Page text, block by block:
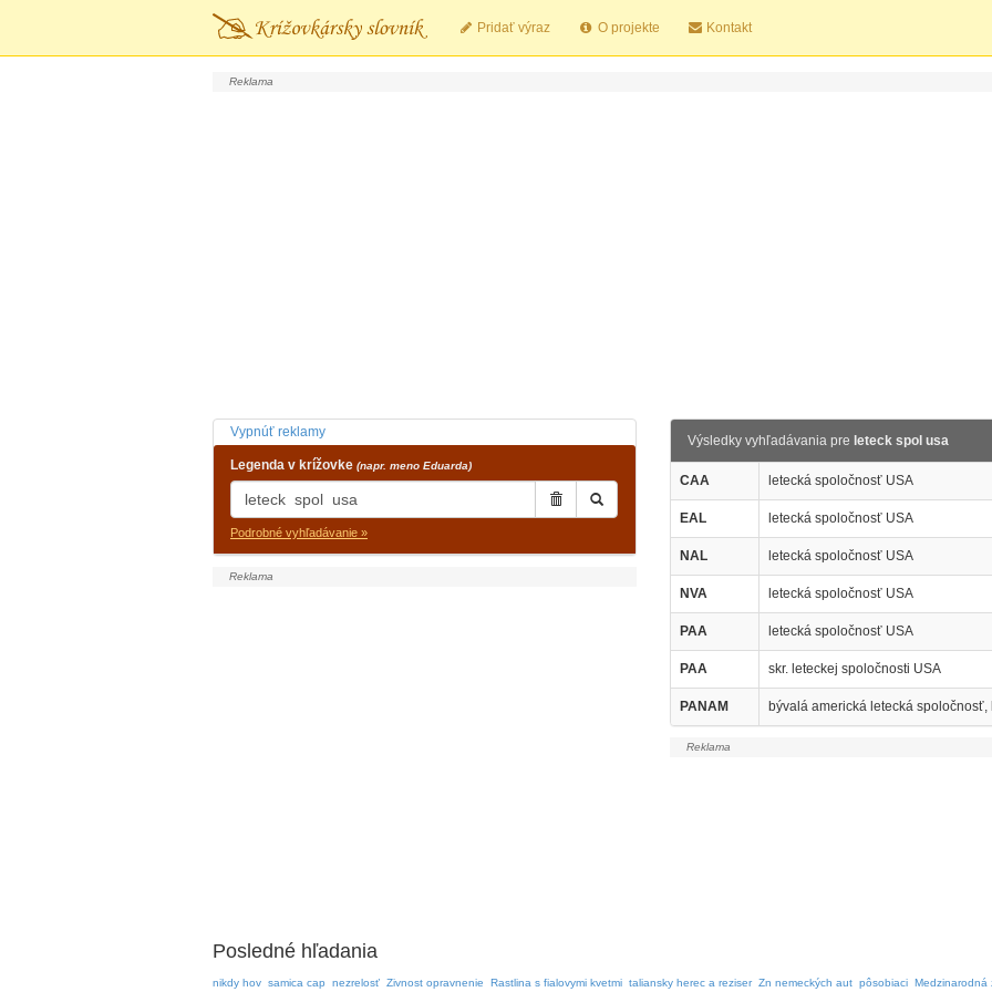
Pridať výraz O projekte Kontakt
Vypnúť reklamy
Legenda v krížovke (napr. meno Eduarda)
Podrobné vyhľadávanie »
Výsledky vyhľadávania pre leteck spol usa
CAA letecká spoločnosť USA
EAL letecká spoločnosť USA
NAL letecká spoločnosť USA
NVA letecká spoločnosť USA
PAA letecká spoločnosť USA
PAA skr. leteckej spoločnosti USA
PANAM bývalá americká letecká
Posledné hľadania
nikdy hov samica cap nezrelosť Zivnost opravnenie Rastlina s fialovymi kvetmi taliansky herec a reziser Zn nemeckých aut pôsobiaci Medzinarodná